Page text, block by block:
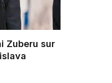
Zuberu sur